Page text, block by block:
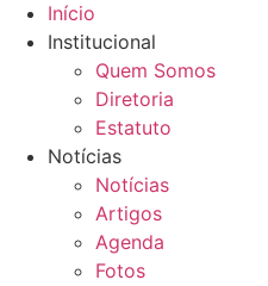
Início
Institucional
Quem Somos
Diretoria
Estatuto
Notícias
Notícias
Artigos
Agenda
Fotos